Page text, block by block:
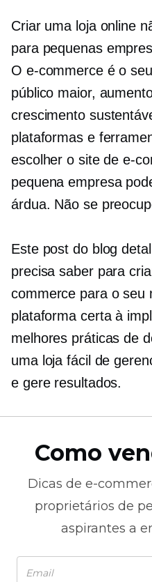
Criar uma loja online
para pequenas
O e-commerce é o
público maior,
crescimento
plataformas e
escolher o site de e-
pequena empresa
árdua. Não se
Este post do blog
precisa saber para
commerce para o seu
plataforma certa à
melhores práticas de
uma loja fácil de
e gere resultados.
Como
Dicas de e-
proprietários de
aspirantes a